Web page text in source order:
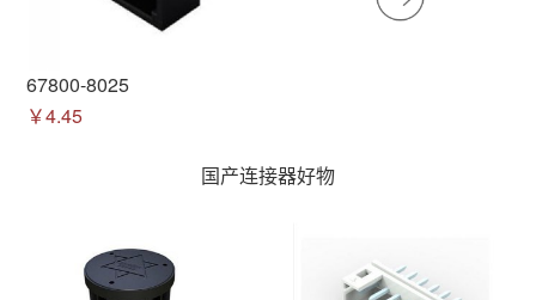
67800-8025
￥4.45
国产连接器好物